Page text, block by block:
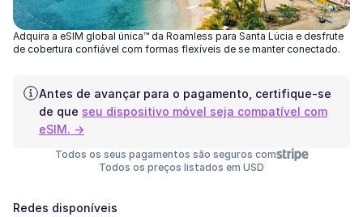
Adquira a eSIM global única™ da Roamless para Santa Lúcia e desfrute
de cobertura confiável com formas flexíveis de se manter conectado.
Antes de avançar para o pagamento, certifique-se
de que seu dispositivo móvel seja compatível com
eSIM. →
Todos os seus pagamentos são seguros com
Todos os preços listados em USD
Redes disponíveis